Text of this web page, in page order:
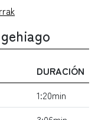
DURACIÓN
1:20min